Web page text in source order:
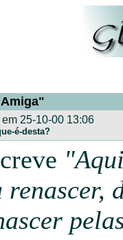
em 25-10-00 13:06
é-desta?
renascer,